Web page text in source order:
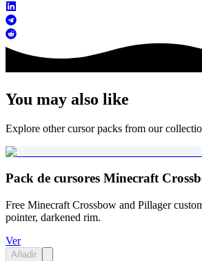
You may also like
Explore other cursor packs from our
Pack de cursores Minecraft
Free Minecraft Crossbow and Pillager
pointer, darkened rim.
Ver
Añadir